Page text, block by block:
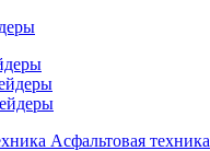
Асфальтовая техника